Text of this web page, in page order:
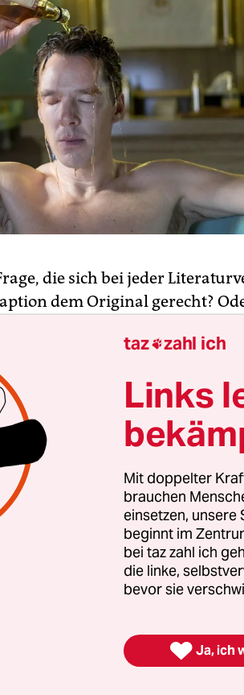
die sich bei jeder
dem Original gerecht?
„Patrick Melrose“-
schlaglichtartig aus
Hochadels erzählt, von der
einstündige Miniserien-Folgen
Showtime/Sky den Deutschen
83“) engagiert. Die Serie
„Schlechte Neuigkeiten“ an
Benedict Cumberbatch.
englischen Snobs,
Cumberbatch kaum besetzen,
taz zahl ich
Links
Mit doppelter
brauchen
einsetzen,
beginnt im
bei taz zahl ich
die linke,
bevor sie
 Ja, ich